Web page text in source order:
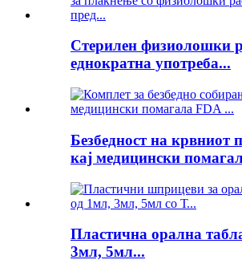
Стерилен физиолошки
еднократна употреба...
Безбедност на крвниот
кај медицински
Пластична орална
3мл, 5мл...